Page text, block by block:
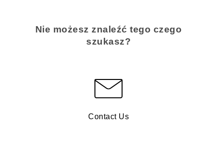
Nie możesz znaleźć tego czego
szukasz?
Contact Us